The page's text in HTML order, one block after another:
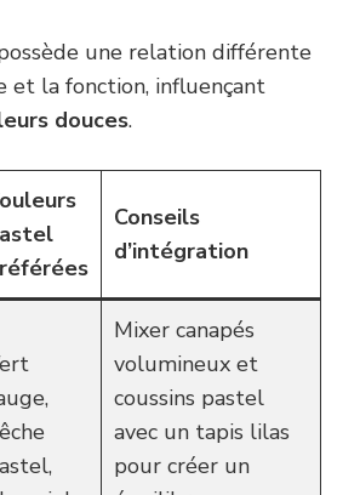
une relation différente
et la fonction, influençant
douces.
Conseils
d’intégration
Mixer canapés
volumineux et
coussins pastel
avec un tapis lilas
pour créer un